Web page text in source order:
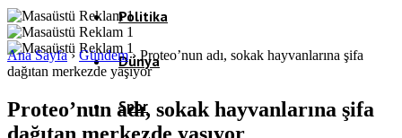
Politika
Dünya
Spor
Ana Sayfa› Gündem› Proteo’nun adı, sokak hayvanlarına şifa
dağıtan merkezde yaşıyor
Proteo’nun adı, sokak hayvanlarına şifa